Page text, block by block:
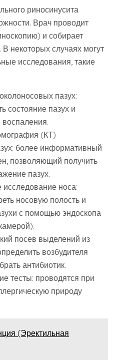
риносинусита
Врач проводит
и собирает
некоторых случаях могут
исследования‚ такие
пазух:
состояние пазух и
(КТ)
более информативный
позволяющий получить
пазух.
исследование носа:
носовую полость и
с помощью эндоскопа
посев выделений из
возбудителя
антибиотик.
тесты: проводятся при
природу
(Эректильная